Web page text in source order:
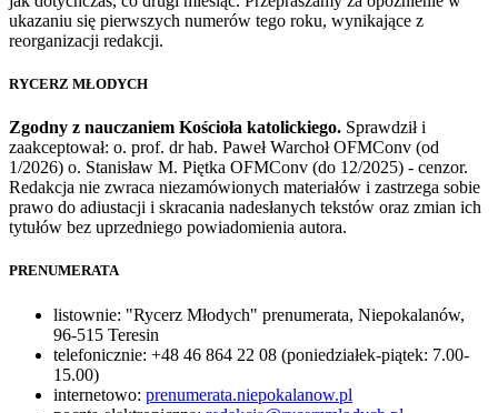
ukazaniu się pierwszych numerów tego roku, wynikające z
reorganizacji redakcji.
RYCERZ MŁODYCH
Zgodny z nauczaniem Kościoła katolickiego. Sprawdził i
zaakceptował: o. prof. dr hab. Paweł Warchoł OFMConv (od
1/2026) o. Stanisław M. Piętka OFMConv (do 12/2025) - cenzor.
Redakcja nie zwraca niezamówionych materiałów i zastrzega sobie
prawo do adiustacji i skracania nadesłanych tekstów oraz zmian ich
tytułów bez uprzedniego powiadomienia autora.
PRENUMERATA
listownie: "Rycerz Młodych" prenumerata, Niepokalanów,
96-515 Teresin
telefonicznie: +48 46 864 22 08 (poniedziałek-piątek: 7.00-
15.00)
internetowo: prenumerata.niepokalanow.pl